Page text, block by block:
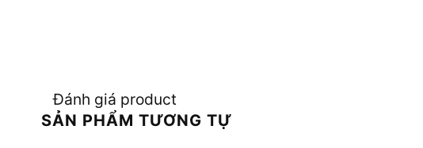
Đánh giá product
SẢN PHẨM TƯƠNG TỰ